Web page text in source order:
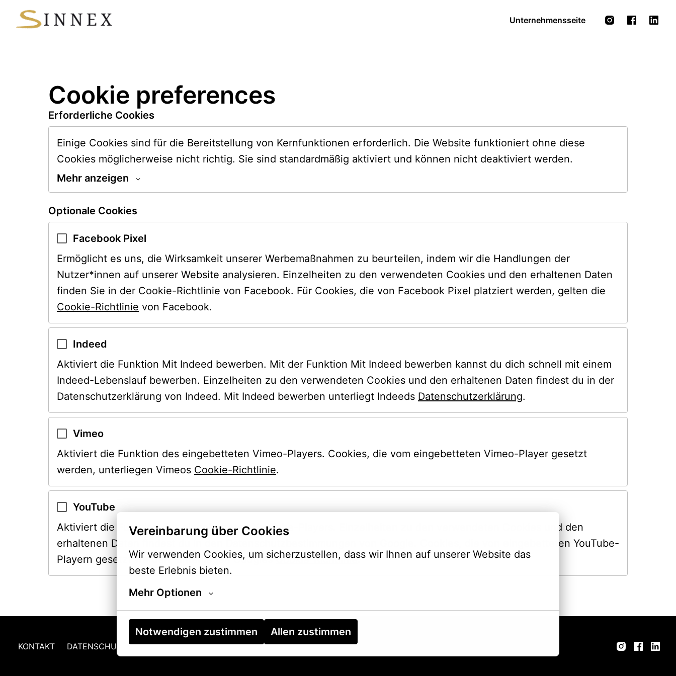
Vereinbarung über Cookies
Wir verwenden Cookies, um sicherzustellen, dass wir Ihnen auf unserer Website das
beste Erlebnis bieten.
Mehr Optionen
Notwendigen zustimmen Allen zustimmen
Inhalt
springenStartseite
Unternehmensseite
Cookie preferences
Erforderliche Cookies
Einige Cookies sind für die Bereitstellung von Kernfunktionen erforderlich. Die Website funktioniert ohne diese
Cookies möglicherweise nicht richtig. Sie sind standardmäßig aktiviert und können nicht deaktiviert werden.
Mehr anzeigen
Optionale Cookies
Facebook Pixel
Ermöglicht es uns, die Wirksamkeit unserer Werbemaßnahmen zu beurteilen, indem wir die Handlungen der
Nutzer*innen auf unserer Website analysieren. Einzelheiten zu den verwendeten Cookies und den erhaltenen Daten
Cookie-Richtlinie von Facebook.
Indeed
Aktiviert die Funktion Mit Indeed bewerben. Mit der Funktion Mit Indeed bewerben kannst du dich schnell mit einem
Indeed-Lebenslauf bewerben. Einzelheiten zu den verwendeten Cookies und den erhaltenen Daten findest du in der
Datenschutzerklärung von Indeed. Mit Indeed bewerben unterliegt Indeeds Datenschutzerklärung.
Vimeo
Aktiviert die Funktion des eingebetteten Vimeo-Players. Cookies, die vom eingebetteten Vimeo-Player gesetzt
werden, unterliegen Vimeos Cookie-Richtlinie.
YouTube
Aktiviert die Funktion des eingebetteten YouTube-Players. Einzelheiten zu den verwendeten Cookies und den
erhaltenen Daten findest du in den Datenschutzbestimmungen von Google. Cookies, die von eingebetteten YouTube-
Playern gesetzt werden, unterliegen Googles Cookie-Richtlinie.
KONTAKT DATENSCHUTZ COOKIE-EINSTELLUNGEN IMPRESSUM